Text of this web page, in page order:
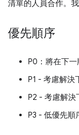
清單的人員合作。
優先順序
P0：將在下
P1 - 考慮解決
P2 - 考慮解決
P3 - 低優先順